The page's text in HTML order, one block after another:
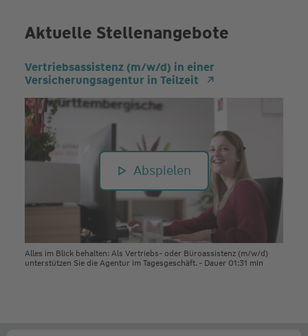
Aktuelle Stellenangebote
Vertriebsassistenz (m/w/d) in einer
Versicherungsagentur in Teilzeit
Abspielen
Alles im Blick behalten: Als Vertriebs- oder Büroassistenz (m/w/d)
unterstützen Sie die Agentur im Tagesgeschäft. - Dauer 01:31 min